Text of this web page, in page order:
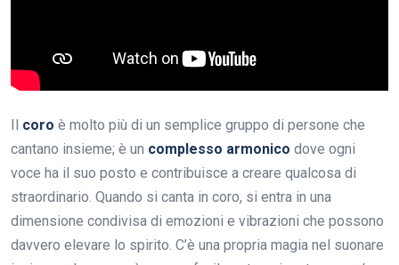
Il coro è molto più di un semplice gruppo di persone che
cantano insieme; è un complesso armonico dove ogni
voce ha il suo posto e contribuisce a creare qualcosa di
straordinario. Quando si canta in coro, si entra in una
dimensione condivisa di emozioni e vibrazioni che possono
davvero elevare lo spirito. C’è una propria magia nel suonare